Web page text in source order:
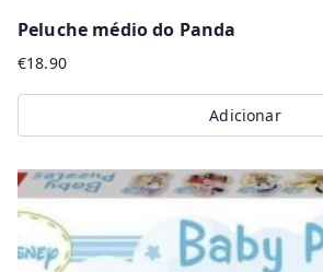
Peluche médio do Panda
€18.90
Adicionar